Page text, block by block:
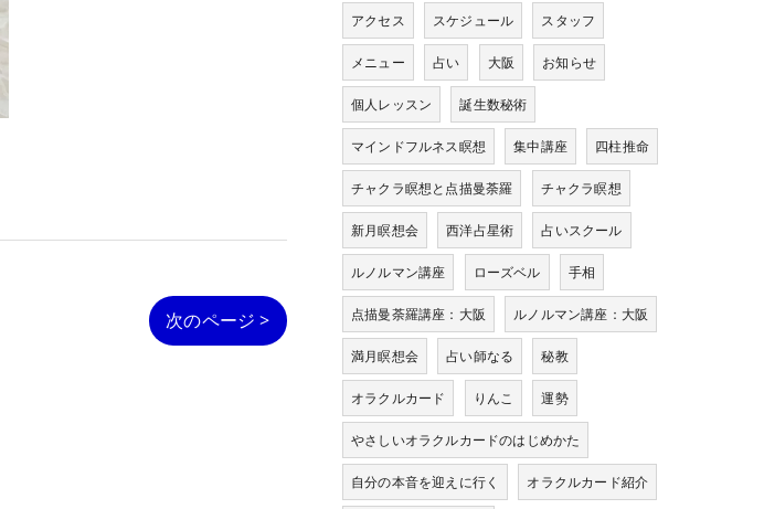
次のページ >
アクセス スケジュール スタッフ
メニュー 占い 大阪 お知らせ
個人レッスン 誕生数秘術
マインドフルネス瞑想 集中講座 四柱推命
チャクラ瞑想と点描曼荼羅 チャクラ瞑想
新月瞑想会 西洋占星術 占いスクール
ルノルマン講座 ローズベル 手相
点描曼荼羅講座：大阪 ルノルマン講座：大阪
満月瞑想会 占い師なる 秘教
オラクルカード りんこ 運勢
やさしいオラクルカードのはじめかた
自分の本音を迎えに行く オラクルカード紹介